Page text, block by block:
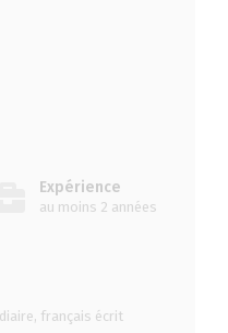
Expérience
au moins 2 années
français écrit